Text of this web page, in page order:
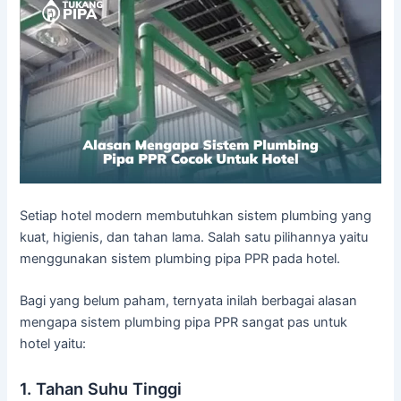
Setiap hotel modern membutuhkan sistem plumbing yang
kuat, higienis, dan tahan lama. Salah satu pilihannya yaitu
menggunakan sistem plumbing pipa PPR pada hotel.
Bagi yang belum paham, ternyata inilah berbagai alasan
mengapa sistem plumbing pipa PPR sangat pas untuk
hotel yaitu:
1. Tahan Suhu Tinggi